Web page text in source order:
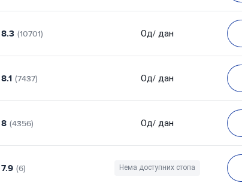
8.3 (10701) Од/ дан
8.1 (7437) Од/ дан
8 (4356) Од/ дан
7.9 (6) Нема доступних стопа